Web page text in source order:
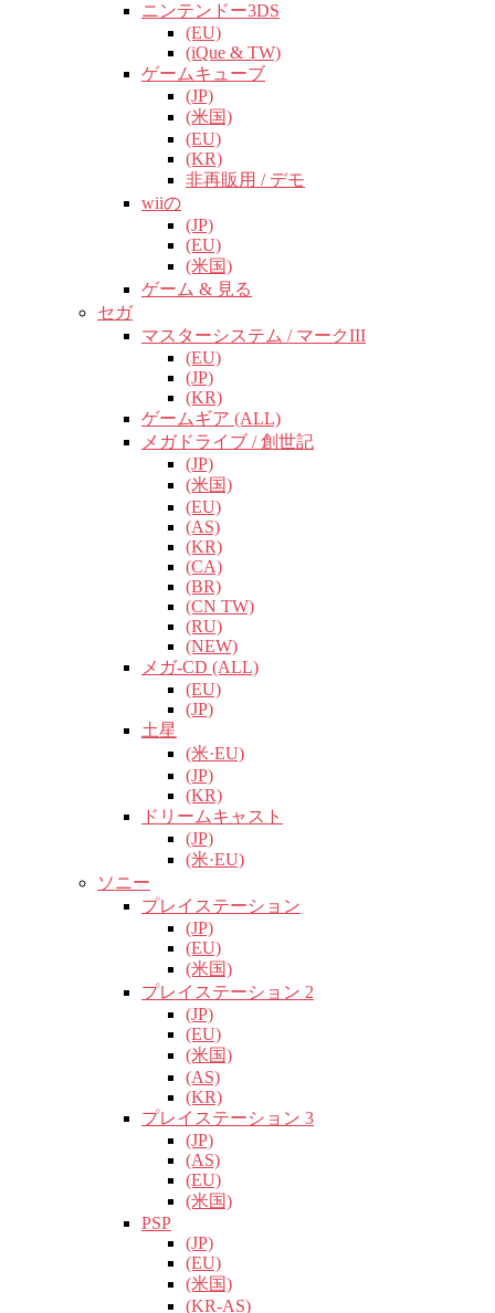
ニンテンドー3DS
(EU)
(iQue & TW)
ゲームキューブ
(JP)
(米国)
(EU)
(KR)
非再販用 / デモ
wiiの
(JP)
(EU)
(米国)
ゲーム & 見る
セガ
マスターシステム / マークIII
(EU)
(JP)
(KR)
ゲームギア (ALL)
メガドライブ / 創世記
(JP)
(米国)
(EU)
(AS)
(KR)
(CA)
(BR)
(CN TW)
(RU)
(NEW)
メガ-CD (ALL)
(EU)
(JP)
土星
(米·EU)
(JP)
(KR)
ドリームキャスト
(JP)
(米·EU)
ソニー
プレイステーション
(JP)
(EU)
(米国)
プレイステーション 2
(JP)
(EU)
(米国)
(AS)
(KR)
プレイステーション 3
(JP)
(AS)
(EU)
(米国)
PSP
(JP)
(EU)
(米国)
(KR-AS)